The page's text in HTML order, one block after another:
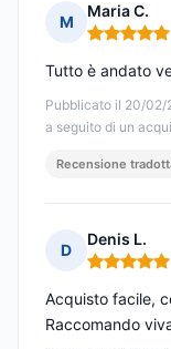
M
Maria C.
Nota: 5 su 5
Pubblicato il 20/02/
a seguito di un
Tutto è andato
Recensione
D
Denis L.
Nota: 5 su 5
Acquisto facile,
Raccomando